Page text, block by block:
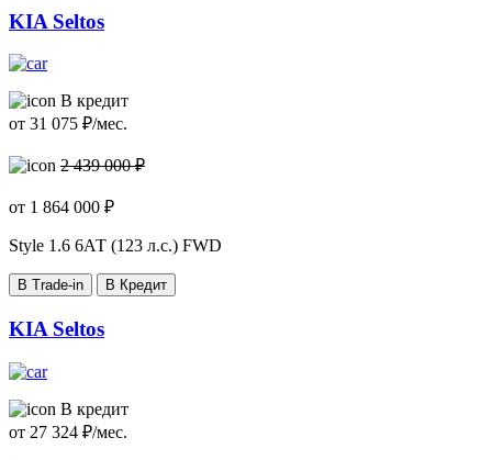
KIA Seltos
В кредит
от 31 075 ₽/мес.
2 439 000 ₽
от 1 864 000 ₽
Style 1.6 6АТ (123 л.с.) FWD
В Trade-in В Кредит
KIA Seltos
В кредит
от 27 324 ₽/мес.